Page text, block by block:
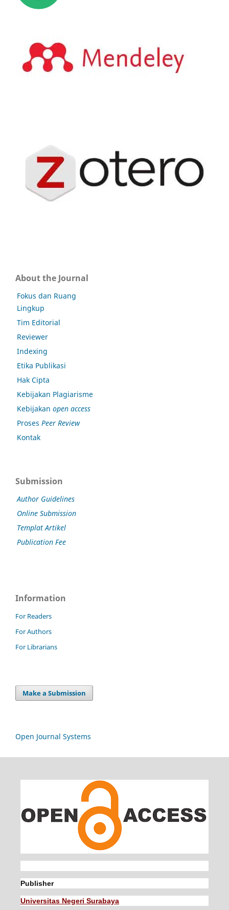
About the Journal
Fokus dan Ruang
Lingkup
Tim Editorial
Reviewer
Indexing
Etika Publikasi
Hak Cipta
Kebijakan Plagiarisme
Kebijakan open access
Proses Peer Review
Kontak
Submission
Author Guidelines
Online Submission
Templat Artikel
Publication Fee
Information
For Readers
For Authors
For Librarians
Make a Submission
Open Journal Systems
Publisher
Universitas Negeri Surabaya